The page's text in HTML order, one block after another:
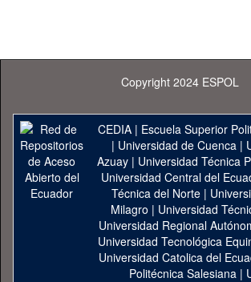
Copyright 2024 ESPOL
CEDIA| Escuela Superior
| Universidad de Cuenca|
Azuay| Universidad Técnica
Universidad Central del
Técnica del Norte |
Milagro | Universidad
Universidad Regional
Universidad Tecnológica
Universidad Catolica del
Politécnica Salesiana |